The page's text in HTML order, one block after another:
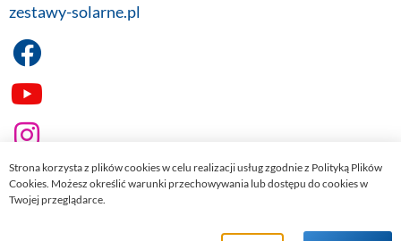
zestawy-solarne.pl
. Wszelkie prawa zastrzeżone.
Strona korzysta z plików cookies w celu realizacji usług zgodnie z Polityką Plików
Cookies. Możesz określić warunki przechowywania lub dostępu do cookies w
Twojej przeglądarce.